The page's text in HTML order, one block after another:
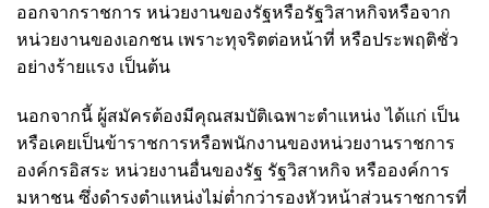
ออกจากราชการ หน่วยงานของรัฐหรือรัฐวิสาหกิจหรือจาก
หน่วยงานของเอกชน เพราะทุจริตต่อหน้าที่ หรือประพฤติชั่ว
อย่างร้ายแรง เป็นต้น
นอกจากนี้ ผู้สมัครต้องมีคุณสมบัติเฉพาะตำแหน่ง ได้แก่ เป็น
หรือเคยเป็นข้าราชการหรือพนักงานของหน่วยงานราชการ
องค์กรอิสระ หน่วยงานอื่นของรัฐ รัฐวิสาหกิจ หรือองค์การ
มหาชน ซึ่งดำรงตำแหน่งไม่ต่ำกว่ารองหัวหน้าส่วนราชการที่